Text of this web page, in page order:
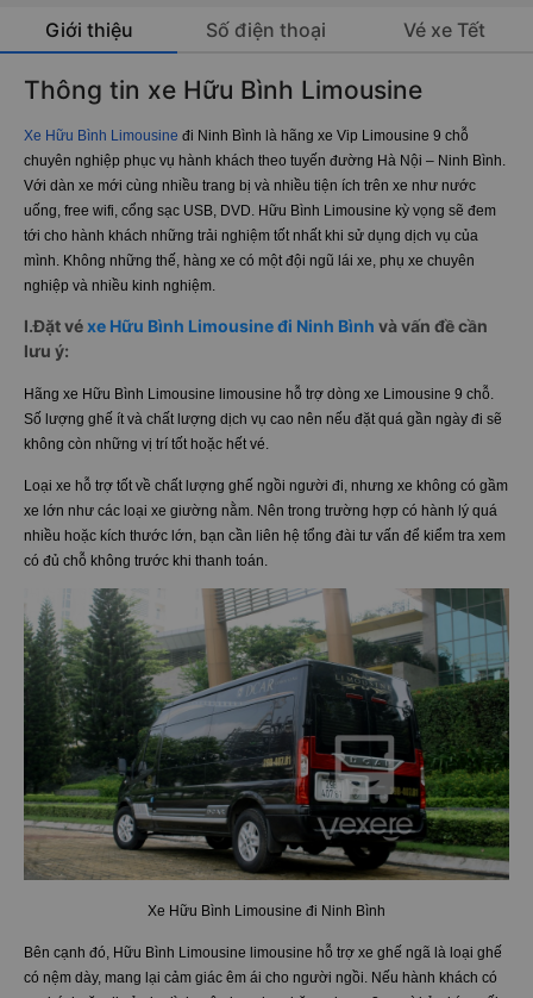
Giới thiệu Số điện thoại Vé xe Tết
Thông tin xe Hữu Bình Limousine
Xe Hữu Bình Limousine đi Ninh Bình là hãng xe Vip Limousine 9 chỗ
chuyên nghiệp phục vụ hành khách theo tuyến đường Hà Nội – Ninh Bình.
Với dàn xe mới cùng nhiều trang bị và nhiều tiện ích trên xe như nước
uống, free wifi, cổng sạc USB, DVD. Hữu Bình Limousine kỳ vọng sẽ đem
tới cho hành khách những trải nghiệm tốt nhất khi sử dụng dịch vụ của
mình. Không những thế, hàng xe có một đội ngũ lái xe, phụ xe chuyên
nghiệp và nhiều kinh nghiệm.
I.Đặt véxe Hữu Bình Limousine đi Ninh Bình và vấn đề cần
lưu ý:
Hãng xe Hữu Bình Limousine limousine hỗ trợ dòng xe Limousine 9 chỗ.
Số lượng ghế ít và chất lượng dịch vụ cao nên nếu đặt quá gần ngày đi sẽ
không còn những vị trí tốt hoặc hết vé.
Loại xe hỗ trợ tốt về chất lượng ghế ngồi người đi, nhưng xe không có gầm
xe lớn như các loại xe giường nằm. Nên trong trường hợp có hành lý quá
nhiều hoặc kích thước lớn, bạn cần liên hệ tổng đài tư vấn để kiểm tra xem
có đủ chỗ không trước khi thanh toán.
Xe Hữu Bình Limousine đi Ninh Bình
Bên cạnh đó, Hữu Bình Limousine limousine hỗ trợ xe ghế ngã là loại ghế
có nệm dày, mang lại cảm giác êm ái cho người ngồi. Nếu hành khách có